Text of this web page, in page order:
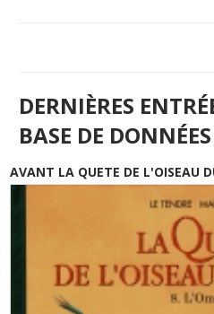
DERNIÈRES
BASE DE
AVANT LA QUETE DE L'OISEAU